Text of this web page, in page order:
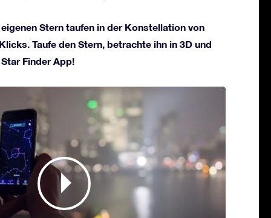
Stern taufen in der Konstellation von
Taufe den Stern, betrachte ihn in 3D und
Finder App!